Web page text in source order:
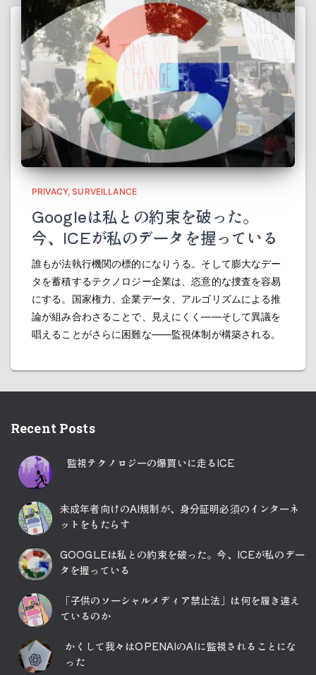
PRIVACY SURVEILLANCE
Googleは私との約束を破った。
今、ICEが私のデータを握っている
誰もが法執行機関の標的になりうる。そして膨大なデー
タを蓄積するテクノロジー企業は、恣意的な捜査を容易
にする。国家権力、企業データ、アルゴリズムによる推
論が組み合わさることで、見えにくく――そして異議を
唱えることがさらに困難な――監視体制が構築される。
Recent Posts
監視テクノロジーの爆買いに走るICE
未成年者向けのAI規制が、身分証明必須のインターネ
ットをもたらす
GOOGLEは私との約束を破った。今、ICEが私のデー
タを握っている
「子供のソーシャルメディア禁止法」は何を履き違え
ているのか
かくして我々はOPENAIのAIに監視されることにな
った